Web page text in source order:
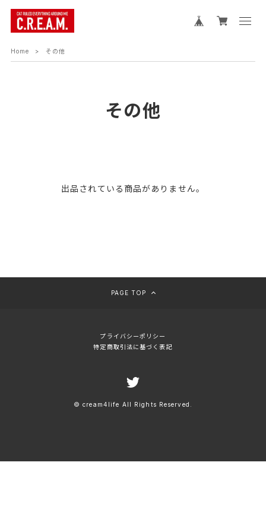
Home その他
その他
出品されている商品がありません。
PAGE TOP
プライバシーポリシー
特定商取引法に基づく表記
© cream4life All Rights Reserved.